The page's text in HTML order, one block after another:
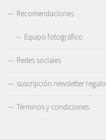
Recomendaciones
Equipo fotográfico
Redes sociales
suscripción newsletter regalo
Términos y condiciones